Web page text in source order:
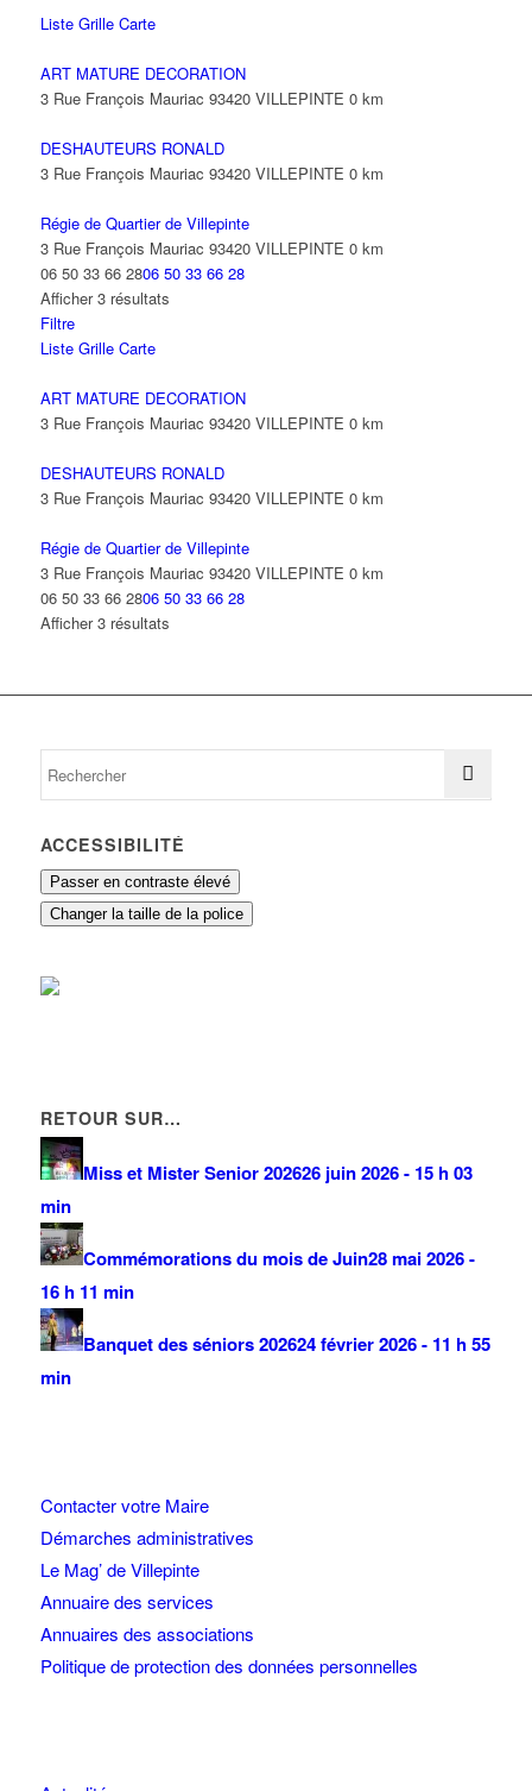
Liste Grille Carte
ART MATURE DECORATION
3 Rue François Mauriac 93420 VILLEPINTE 0 km
DESHAUTEURS RONALD
3 Rue François Mauriac 93420 VILLEPINTE 0 km
Régie de Quartier de Villepinte
3 Rue François Mauriac 93420 VILLEPINTE 0 km
06 50 33 66 2806 50 33 66 28
Afficher 3 résultats
Filtre
Liste Grille Carte
ART MATURE DECORATION
3 Rue François Mauriac 93420 VILLEPINTE 0 km
DESHAUTEURS RONALD
3 Rue François Mauriac 93420 VILLEPINTE 0 km
Régie de Quartier de Villepinte
3 Rue François Mauriac 93420 VILLEPINTE 0 km
06 50 33 66 2806 50 33 66 28
Afficher 3 résultats
ACCESSIBILITÉ
Passer en contraste élevé
Changer la taille de la police
RETOUR SUR…
Miss et Mister Senior 202626 juin 2026 - 15 h 03
min
Commémorations du mois de Juin28 mai 2026 -
16 h 11 min
Banquet des séniors 202624 février 2026 - 11 h 55
min
Contacter votre Maire
Démarches administratives
Le Mag’ de Villepinte
Annuaire des services
Annuaires des associations
Politique de protection des données personnelles